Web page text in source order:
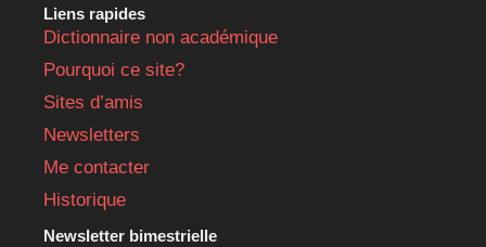
Liens rapides
Dictionnaire non académique
Pourquoi ce site?
Sites d’amis
Newsletters
Me contacter
Historique
Newsletter bimestrielle